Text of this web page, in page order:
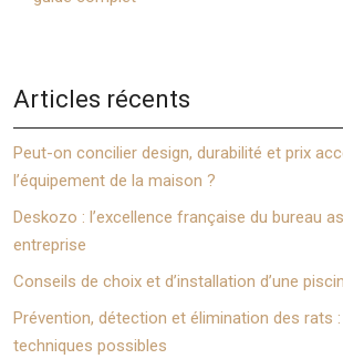
Articles récents
Peut-on concilier design, durabilité et prix
l’équipement de la maison ?
Deskozo : l’excellence française du bureau
entreprise
Conseils de choix et d’installation d’une
Prévention, détection et élimination des rats
techniques possibles